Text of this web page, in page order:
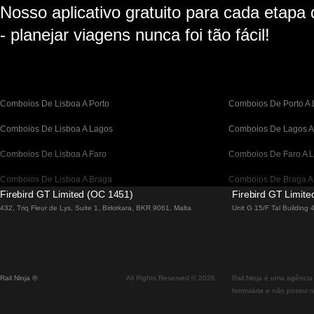
Nosso aplicativo gratuito para cada etapa
- planejar viagens nunca foi tão fácil!
Comboios De Lisboa A Porto Comboios De Porto A
Comboios De Lisboa A Lagos Comboios De Lagos
Comboios De Lisboa A Faro Comboios De Faro A
Comboios De Lisboa A Braga Comboios De Braga
Comboios De Barcelona A Madrid Comboios De Madrid
Comboios De Madrid A Sevilha Comboios De Sevilha
Firebird GT Limited (OC 1451)
432, Triq Fleur de Lys, Suite 1, Birkirkara, BKR 9061, Malta
Firebird GT
Unit G 15/F Tal Building
Rail Ninja ® All Rights Reserved © 2026
Rail.Ninja é uma
ferroviária e não possui